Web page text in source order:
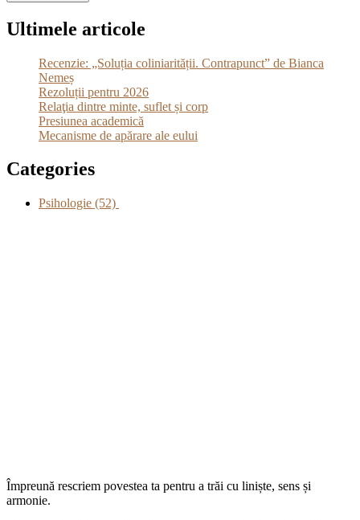
Ultimele articole
Recenzie: „Soluția coliniarității. Contrapunct” de Bianca
Nemeș
Rezoluții pentru 2026
Relaţia dintre minte, suflet și corp
Presiunea academică
Mecanisme de apărare ale eului
Categories
Psihologie (52)
Împreună rescriem povestea ta pentru a trăi cu liniște, sens și
armonie.